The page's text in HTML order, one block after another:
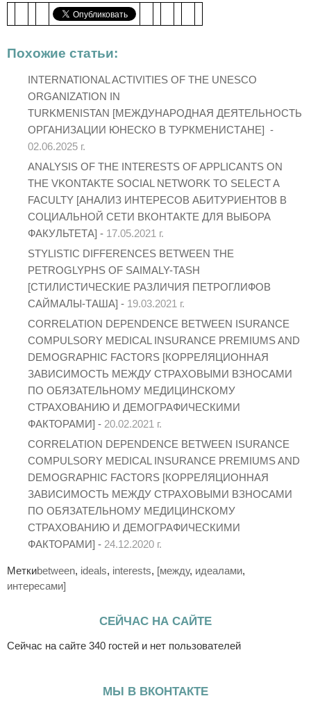
Похожие статьи:
INTERNATIONAL ACTIVITIES OF THE UNESCO
ORGANIZATION IN
TURKMENISTAN [МЕЖДУНАРОДНАЯ ДЕЯТЕЛЬНОСТЬ
ОРГАНИЗАЦИИ ЮНЕСКО В ТУРКМЕНИСТАНЕ] -
02.06.2025 г.
ANALYSIS OF THE INTERESTS OF APPLICANTS ON
THE VKONTAKTE SOCIAL NETWORK TO SELECT A
FACULTY [АНАЛИЗ ИНТЕРЕСОВ АБИТУРИЕНТОВ В
СОЦИАЛЬНОЙ СЕТИ ВКОНТАКТЕ ДЛЯ ВЫБОРА
ФАКУЛЬТЕТА] - 17.05.2021 г.
STYLISTIC DIFFERENCES BETWEEN THE
PETROGLYPHS OF SAIMALY-TASH
[СТИЛИСТИЧЕСКИЕ РАЗЛИЧИЯ ПЕТРОГЛИФОВ
САЙМАЛЫ-ТАША] - 19.03.2021 г.
CORRELATION DEPENDENCE BETWEEN ISURANCE
COMPULSORY MEDICAL INSURANCE PREMIUMS AND
DEMOGRAPHIC FACTORS [КОРРЕЛЯЦИОННАЯ
ЗАВИСИМОСТЬ МЕЖДУ СТРАХОВЫМИ ВЗНОСАМИ
ПО ОБЯЗАТЕЛЬНОМУ МЕДИЦИНСКОМУ
СТРАХОВАНИЮ И ДЕМОГРАФИЧЕСКИМИ
ФАКТОРАМИ] - 20.02.2021 г.
CORRELATION DEPENDENCE BETWEEN ISURANCE
COMPULSORY MEDICAL INSURANCE PREMIUMS AND
DEMOGRAPHIC FACTORS [КОРРЕЛЯЦИОННАЯ
ЗАВИСИМОСТЬ МЕЖДУ СТРАХОВЫМИ ВЗНОСАМИ
ПО ОБЯЗАТЕЛЬНОМУ МЕДИЦИНСКОМУ
СТРАХОВАНИЮ И ДЕМОГРАФИЧЕСКИМИ
ФАКТОРАМИ] - 24.12.2020 г.
Меткиbetween, ideals, interests, [между, идеалами,
интересами]
СЕЙЧАС НА САЙТЕ
Сейчас на сайте 340 гостей и нет пользователей
МЫ В ВКОНТАКТЕ